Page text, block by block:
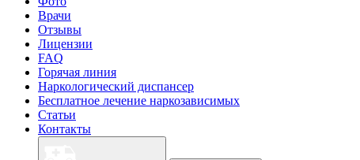
Врачи
Отзывы
Лицензии
FAQ
Горячая линия
Наркологический диспансер
Бесплатное лечение наркозависимых
Статьи
Контакты